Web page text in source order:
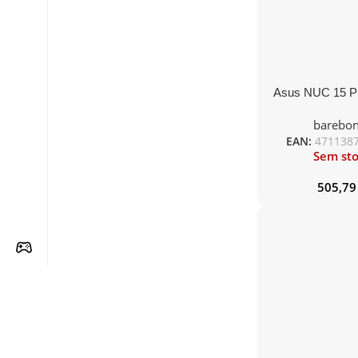
Asus NUC 15
225H, DDR5
EAN:
Sem